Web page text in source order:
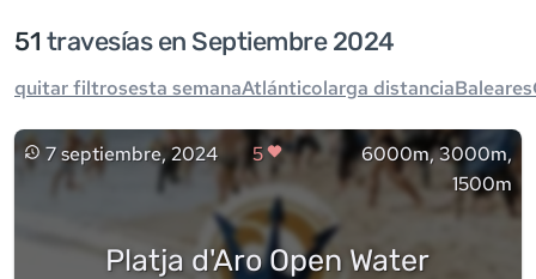
51 travesías en Septiembre 2024
quitar filtrosesta semanaAtlánticolarga distanciaBaleares
7 septiembre, 2024 5
6000m, 3000m,
1500m
Platja d'Aro Open Water